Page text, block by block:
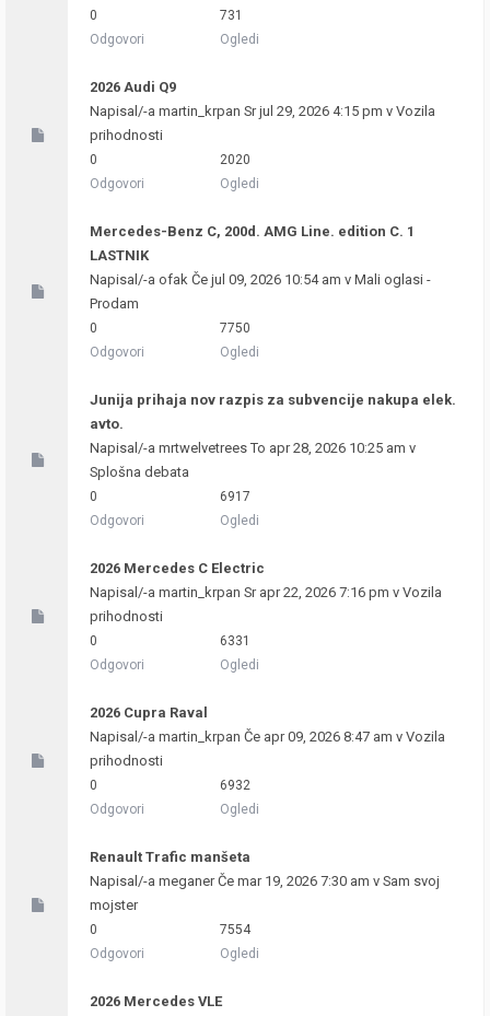
0
Odgovori
731
Ogledi
2026 Audi Q9
Napisal/-a martin_krpan Sr jul 29, 2026 4:15 pm v Vozila
prihodnosti
0
Odgovori
2020
Ogledi
Mercedes-Benz C, 200d. AMG Line. edition C. 1
LASTNIK
Napisal/-a ofak Če jul 09, 2026 10:54 am v Mali oglasi -
Prodam
0
Odgovori
7750
Ogledi
Junija prihaja nov razpis za subvencije nakupa elek.
avto.
Napisal/-a mrtwelvetreesTo apr 28, 2026 10:25 am v
Splošna debata
0
Odgovori
6917
Ogledi
2026 Mercedes C Electric
Napisal/-a martin_krpan Sr apr 22, 2026 7:16 pm v Vozila
prihodnosti
0
Odgovori
6331
Ogledi
2026 Cupra Raval
Napisal/-a martin_krpan Če apr 09, 2026 8:47 am v Vozila
prihodnosti
0
Odgovori
6932
Ogledi
Renault Trafic manšeta
Napisal/-a meganerČe mar 19, 2026 7:30 am v Sam svoj
mojster
0
Odgovori
7554
Ogledi
2026 Mercedes VLE